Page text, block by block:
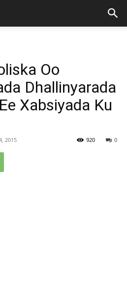
Oo
Dhallinyarada
Xabsiyada Ku
2015 0
920